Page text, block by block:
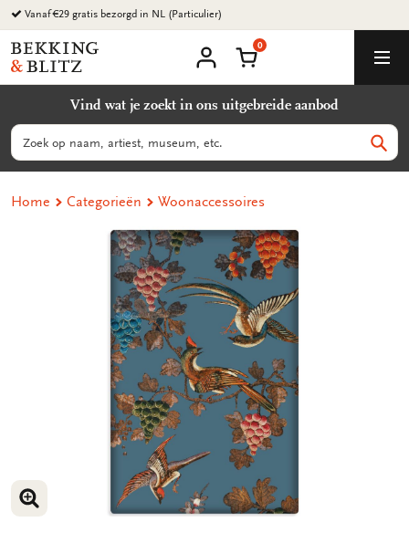
Ga
naar
content
Vanaf €29 gratis bezorgd in NL (Particulier)
Bekking
&
B.V.
account
Winkelmand
0
Vind wat je zoekt in ons uitgebreide aanbod
Zoeken
Home Categorieën Woonaccessoires
VERGROOT AFBEELDING